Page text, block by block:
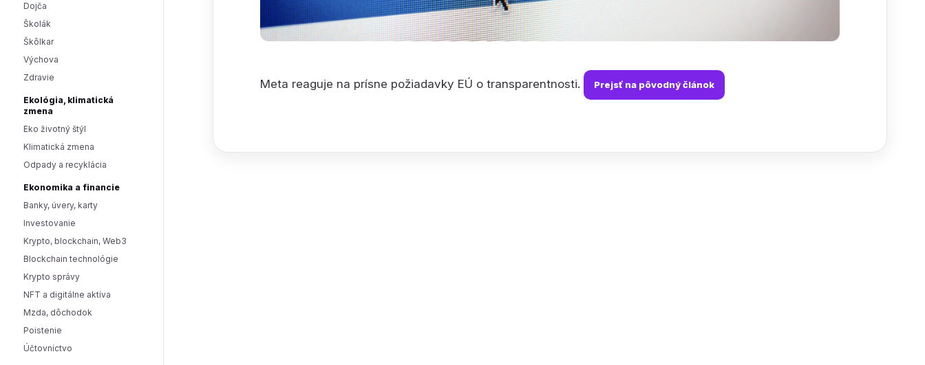
Dojča
Školák
Škôlkar
Výchova
Zdravie
Ekológia, klimatická
zmena
Eko životný štýl
Klimatická zmena
Odpady a recyklácia
Ekonomika a financie
Banky, úvery, karty
Investovanie
Krypto, blockchain, Web3
Blockchain technológie
Krypto správy
NFT a digitálne aktíva
Mzda, dôchodok
Poistenie
Účtovníctvo
Meta reaguje na prísne požiadavky EÚ o transparentnosti. Prejsť na pôvodný článok